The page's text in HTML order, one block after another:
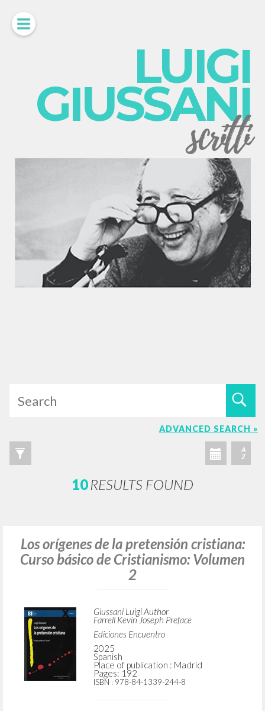
LUIGI
GIUSSANI
scritti
ADVANCED SEARCH »
A
Z
10RESULTS FOUND
Los orígenes de la pretensión cristiana:
Curso básico de Cristianismo: Volumen
2
Giussani Luigi Author
Farrell Kevin Joseph Preface
Ediciones Encuentro
2025
Spanish
Place of publication : Madrid
Pages: 192
ISBN : 978-84-1339-244-8